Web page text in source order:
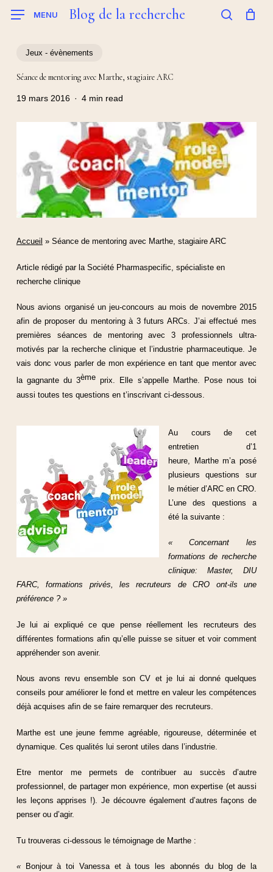
MENU Blog de la recherche
Jeux - évènements
Séance de mentoring avec Marthe, stagiaire ARC
19 mars 2016 4 min read
Accueil » Séance de mentoring avec Marthe, stagiaire ARC
Article rédigé par la Société Pharmaspecific, spécialiste en
recherche clinique
Nous avions organisé un jeu-concours au mois de novembre 2015
afin de proposer du mentoring à 3 futurs ARCs. J’ai effectué mes
premières séances de mentoring avec 3 professionnels ultra-
motivés par la recherche clinique et l’industrie pharmaceutique. Je
vais donc vous parler de mon expérience en tant que mentor avec
la gagnante du 3ème prix. Elle s’appelle Marthe. Pose nous toi
aussi toutes tes questions en t’inscrivant ci-dessous.
Au cours de cet
entretien d’1
heure, Marthe m’a posé
plusieurs questions sur
le métier d’ARC en CRO.
L’une des questions a
été la suivante :
« Concernant les
formations de recherche
clinique: Master, DIU
FARC, formations privés, les recruteurs de CRO ont-ils une
préférence ? »
Je lui ai expliqué ce que pense réellement les recruteurs des
différentes formations afin qu’elle puisse se situer et voir comment
appréhender son avenir.
Nous avons revu ensemble son CV et je lui ai donné quelques
conseils pour améliorer le fond et mettre en valeur les compétences
déjà acquises afin de se faire remarquer des recruteurs.
Marthe est une jeune femme agréable, rigoureuse, déterminée et
dynamique. Ces qualités lui seront utiles dans l’industrie.
Etre mentor me permets de contribuer au succès d’autre
professionnel, de partager mon expérience, mon expertise (et aussi
les leçons apprises !). Je découvre également d’autres façons de
penser ou d’agir.
Tu trouveras ci-dessous le témoignage de Marthe :
«
Bonjour à toi Vanessa et à tous les abonnés du blog de la